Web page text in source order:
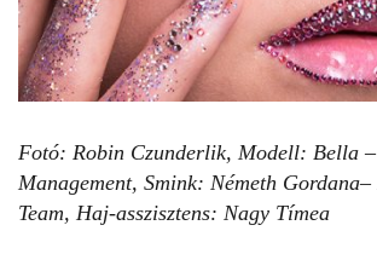
Fotó: Robin Czunderlik, Modell: Bella
Management, Smink: Németh
Team, Haj-asszisztens: Nagy Tímea